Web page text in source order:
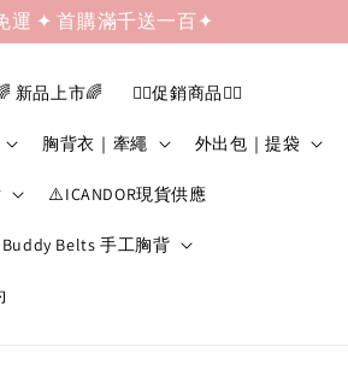
運 ✦ 首購滿千送一百✦
新品上市🌈 ❤️‍🔥促銷商品❤️‍🔥
胸背衣｜牽繩 外出包｜提袋
⚠️ICANDOR現貨供應
Belts 手工胸背